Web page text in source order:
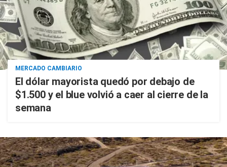
MERCADO CAMBIARIO
El dólar mayorista quedó por debajo de
$1.500 y el blue volvió a caer al cierre de la
semana